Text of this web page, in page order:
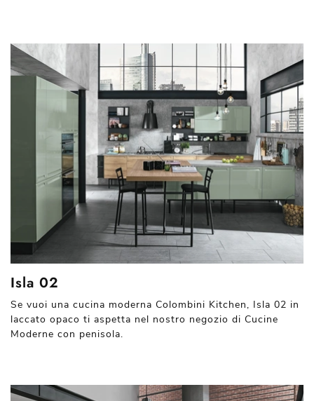
Isla 02
Se vuoi una cucina moderna Colombini Kitchen, Isla 02 in
laccato opaco ti aspetta nel nostro negozio di Cucine
Moderne con penisola.